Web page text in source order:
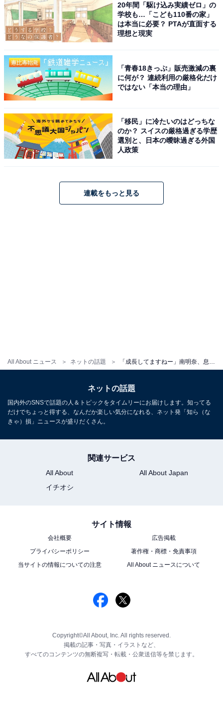
All About ニュース ネットの話題
20年間「駆け込み実績ゼロ」の
学校も…「こども110番の家」
は本当に必要？ PTAが直面する
理想と現実
「青春18きっぷ」販売激減の裏
に何が？ 連続利用の厳格化だけ
ではない「本当の理由」
「移民」に冷たいのはどっちな
のか？ スイスの厳格過ぎる学歴
選別と、日本の曖昧過ぎる外国
人政策
連載をもっと見る
ネットの話題
国内外のSNSで話題の人＆トピックをタイムリーにお届けします。知ってる
だけでちょっと得する、なんだか楽しい気分になれる、ネット発「知ら（な
きゃ）損」ニュースが盛りだくさん。
関連サービス
All About
All About Japan
イチオシ
サイト情報
会社概要
広告掲載
プライバシーポリシー
著作権・商標・免責事項
当サイトの情報についての注意
All About ニュースについて
Copyright©All About, Inc. All rights reserved.
掲載の記事・写真・イラストなど、
すべてのコンテンツの無断複写・転載・公衆送信等を禁じます。